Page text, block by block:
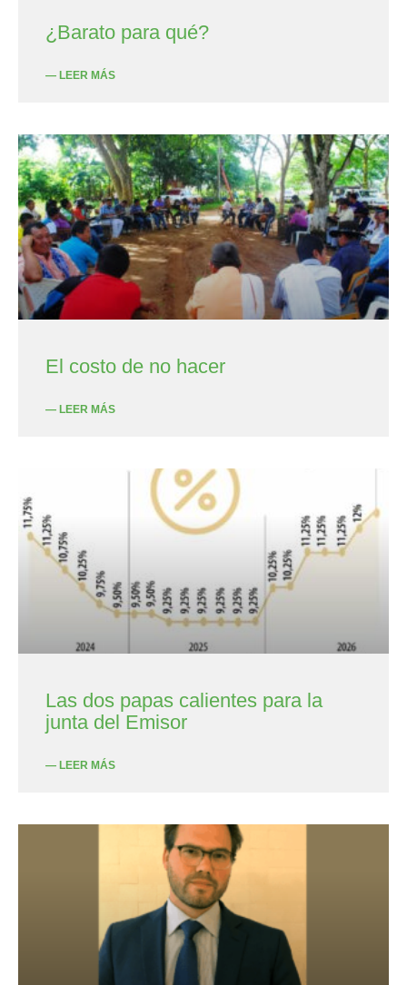
¿Barato para qué?
— LEER MÁS
El costo de no hacer
— LEER MÁS
Las dos papas calientes para la
junta del Emisor
— LEER MÁS